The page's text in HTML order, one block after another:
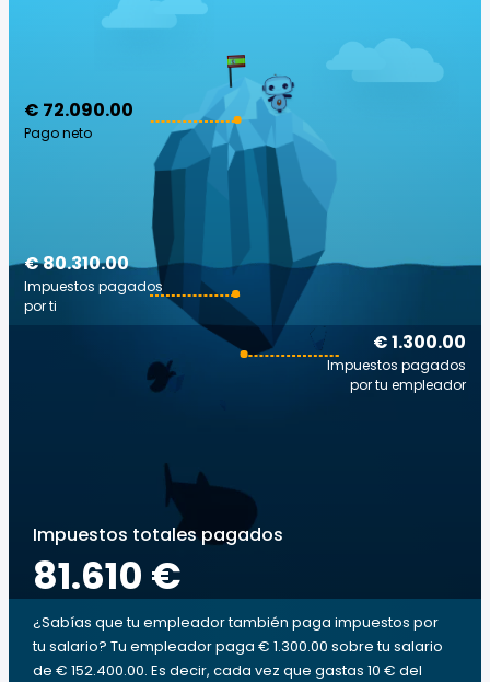
€ 72.090.00
Pago neto
€ 1.300.00
Impuestos pagados
por tu empleador
€ 80.310.00
Impuestos pagados
por ti
Impuestos totales pagados
81.610 €
¿Sabías que tu empleador también paga impuestos por
tu salario? Tu empleador paga € 1.300.00 sobre tu salario
de € 152.400.00. Es decir, cada vez que gastas 10 € del